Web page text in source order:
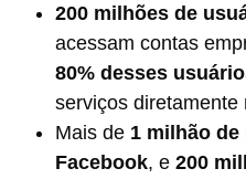
200 milhões de
acessam contas
80% desses
serviços diretamente
Mais de 1 milhão
Facebook, e 200